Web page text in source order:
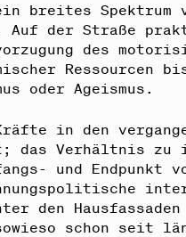
breites Spektrum
Auf der Straße
des
Ressourcen
oder Ageismus.
in den
das Verhältnis
und Endpunkt
den
schon seit